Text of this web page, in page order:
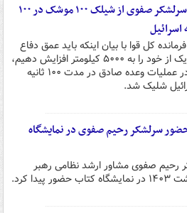
روایت سرلشکر صفوی از شیلک ۱۰۰ موشک در ۱۰۰
اسرائیل
کل قوا با بیان اینکه باید عمق دفاع
استراتژیک از خود را به ۵۰۰۰ کیلومتر افزایش دهیم،
گفت: در عملیات وعده صادق در مدت ۱۰۰ ثانیه
سرلشکر رحیم صفوی در نمایشگاه
رحیم صفوی مشاور ارشد نظامی رهبر